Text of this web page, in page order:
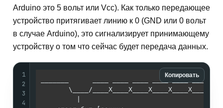
Arduino это 5 вольт или Vcc). Как только передающее
устройство притягивает линию к 0 (GND или 0 вольт
в случае Arduino), это сигнализирует принимающему
устройству о том что сейчас будет передача данных.
Копировать
1
2
3
4
_______      ____ ____ ____ ____ ____ ____
\____/